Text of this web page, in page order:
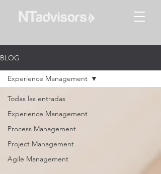
BLOG
Todas las entradas
Experience Management
Process Management
Project Management
Agile Management
Experience Management